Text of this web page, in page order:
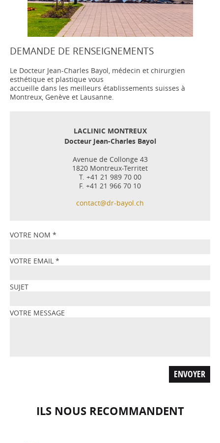
DEMANDE DE RENSEIGNEMENTS
Le Docteur Jean-Charles Bayol, médecin et chirurgien
esthétique et plastique vous
accueille dans les meilleurs établissements suisses à
Montreux, Genève et Lausanne.
LACLINIC MONTREUX
Docteur Jean-Charles Bayol
Avenue de Collonge 43
1820 Montreux-Territet
T. +41 21 989 70 00
F. +41 21 966 70 10
contact@dr-bayol.ch
VOTRE NOM *
VOTRE EMAIL *
SUJET
VOTRE MESSAGE
ILS NOUS RECOMMANDENT